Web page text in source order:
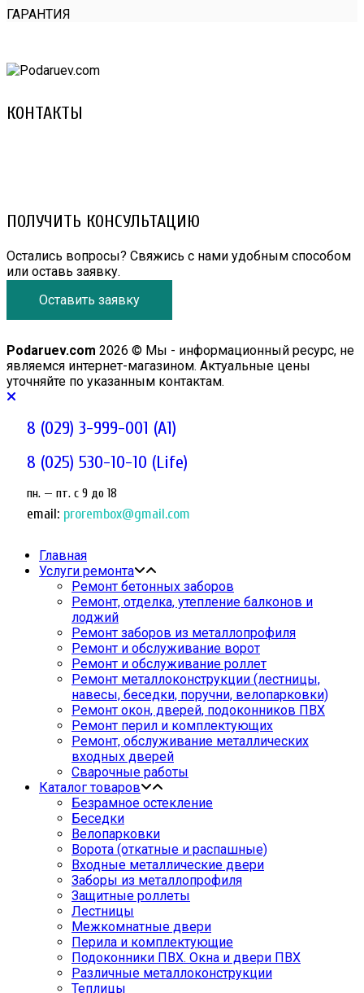
ГАРАНТИЯ
КОНТАКТЫ
ПОЛУЧИТЬ КОНСУЛЬТАЦИЮ
Остались вопросы? Свяжись с нами удобным способом
или оставь заявку.
Оставить заявку
Podaruev.com 2026 © Мы - информационный ресурс, не
являемся интернет-магазином. Актуальные цены
уточняйте по указанным контактам.
8 (029) 3-999-001 (A1)
8 (025) 530-10-10 (Life)
пн. — пт. c 9 до 18
email: prorembox@gmail.com
Главная
Услуги ремонта
Ремонт бетонных заборов
Ремонт, отделка, утепление балконов и
лоджий
Ремонт заборов из металлопрофиля
Ремонт и обслуживание ворот
Ремонт и обслуживание роллет
Ремонт металлоконструкции (лестницы,
навесы, беседки, поручни, велопарковки)
Ремонт окон, дверей, подоконников ПВХ
Ремонт перил и комплектующих
Ремонт, обслуживание металлических
входных дверей
Сварочные работы
Каталог товаров
Безрамное остекление
Беседки
Велопарковки
Ворота (откатные и распашные)
Входные металлические двери
Заборы из металлопрофиля
Защитные роллеты
Лестницы
Межкомнатные двери
Перила и комплектующие
Подоконники ПВХ. Окна и двери ПВХ
Различные металлоконструкции
Теплицы